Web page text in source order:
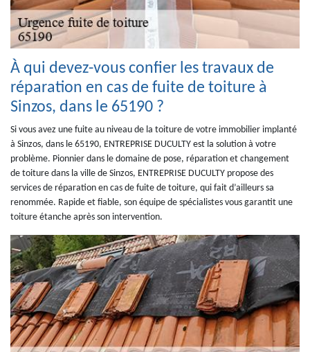
À qui devez-vous confier les travaux de
réparation en cas de fuite de toiture à
Sinzos, dans le 65190 ?
Si vous avez une fuite au niveau de la toiture de votre immobilier implanté
à Sinzos, dans le 65190, ENTREPRISE DUCULTY est la solution à votre
problème. Pionnier dans le domaine de pose, réparation et changement
de toiture dans la ville de Sinzos, ENTREPRISE DUCULTY propose des
services de réparation en cas de fuite de toiture, qui fait d’ailleurs sa
renommée. Rapide et fiable, son équipe de spécialistes vous garantit une
toiture étanche après son intervention.